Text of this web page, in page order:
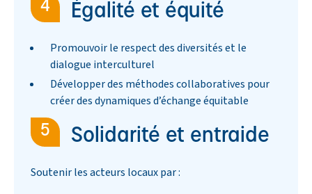
Égalité et équité
Promouvoir le respect des diversités et le
dialogue interculturel
Développer des méthodes collaboratives pour
créer des dynamiques d’échange équitable
Solidarité et entraide
Soutenir les acteurs locaux par :